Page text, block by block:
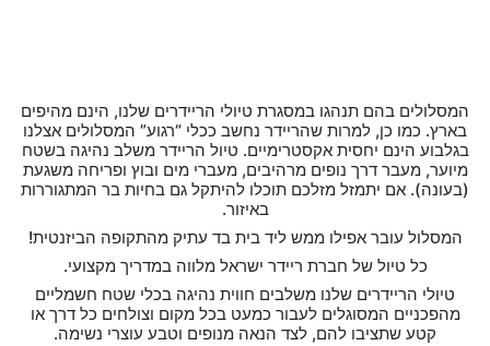
המסלולים בהם תנהגו במסגרת טיולי הריידרים שלנו, הינם מהיפים
בארץ. כמו כן, למרות שהריידר נחשב ככלי “רגוע” המסלולים אצלנו
בגלבוע הינם יחסית אקסטרימיים. טיול הריידר משלב נהיגה בשטח
מיוער, מעבר דרך נופים מרהיבים, מעברי מים ובוץ ופריחה משגעת
(בעונה). אם יתמזל מזלכם תוכלו להיתקל גם בחיות בר המתגוררות
באיזור.
המסלול עובר אפילו ממש ליד בית בד עתיק מהתקופה הביזנטית!
כל טיול של חברת ריידר ישראל מלווה במדריך מקצועי.
טיולי הריידרים שלנו משלבים חווית נהיגה בכלי שטח חשמליים
מהפכניים המסוגלים לעבור כמעט בכל מקום וצולחים כל דרך או
קטע שתציבו להם, לצד הנאה מנופים וטבע עוצרי נשימה.